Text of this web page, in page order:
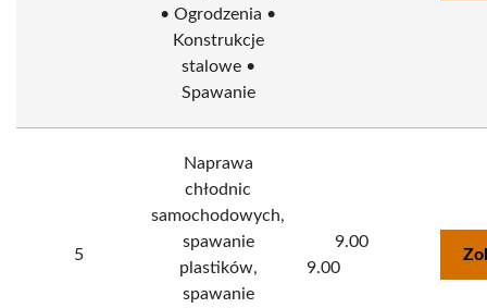
• Ogrodzenia •
Konstrukcje
stalowe •
Spawanie
5
Naprawa
chłodnic
samochodowych,
spawanie
plastików,
spawanie
9.00
9.00